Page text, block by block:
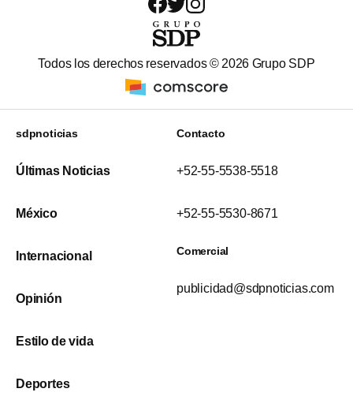
Todos los derechos reservados © 2026 Grupo SDP
sdpnoticias
Últimas Noticias
México
Internacional
Opinión
Estilo de vida
Deportes
Contacto
+52-55-5538-5518
+52-55-5530-8671
Comercial
publicidad@sdpnoticias.com